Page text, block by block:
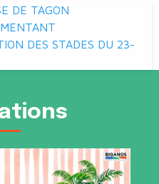
DE TAGON
DES STADES DU 23-